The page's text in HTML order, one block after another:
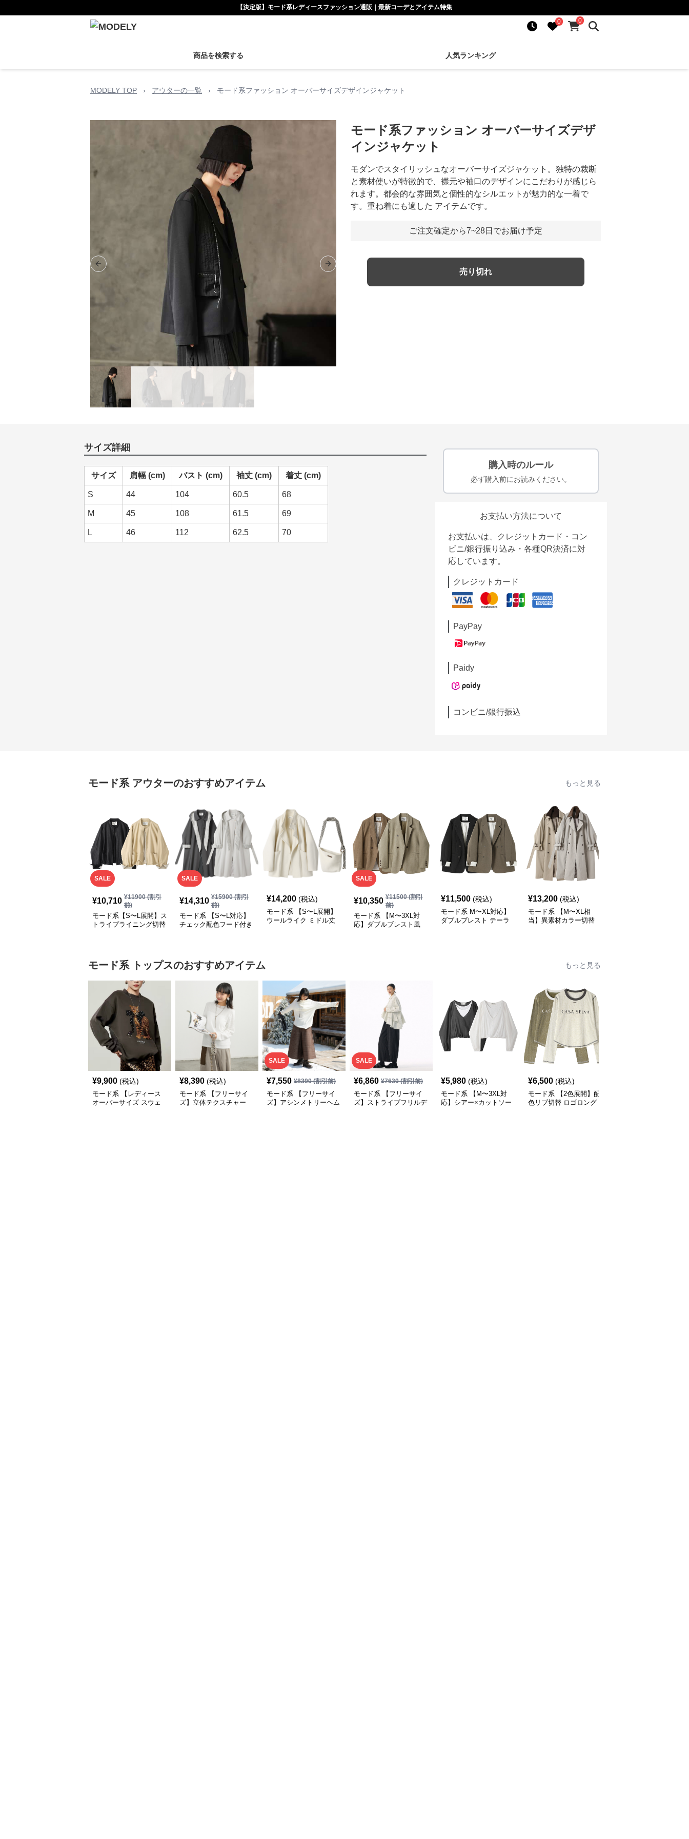
【決定版】モード系レディースファッション通販｜最新コーデとアイテム特集
0
0
商品を検索する 人気ランキング
MODELY TOP › アウターの一覧 › モード系ファッション オーバーサイズデザインジャケット
Previous slide Next slide
モード系ファッション オーバーサイズデザ
インジャケット
モダンでスタイリッシュなオーバーサイズジャケット。独特の裁断
と素材使いが特徴的で、襟元や袖口のデザインにこだわりが感じら
れます。都会的な雰囲気と個性的なシルエットが魅力的な一着で
す。重ね着にも適した アイテムです。
ご注文確定から7~28日でお届け予定
売り切れ
サイズ詳細
サイズ 肩幅 (cm) バスト (cm) 袖丈 (cm) 着丈 (cm)
S 44 104 60.5 68
M 45 108 61.5 69
L 46 112 62.5 70
購入時のルール
必ず購入前にお読みください。
お支払い方法について
お支払いは、クレジットカード・コン
ビニ/銀行振り込み・各種QR決済に対
応しています。
クレジットカード
PayPay
Paidy
コンビニ/銀行振込
モード系 アウターのおすすめアイテム もっと見る
SALE
¥10,710 ¥11900(割引
前)
モード系【S〜L展開】ス
トライプライニング切替
SALE
¥14,310 ¥15900(割引
前)
モード系 【S〜L対応】
チェック配色フード付き
¥14,200 (税込)
モード系 【S〜L展開】
ウールライク ミドル丈
SALE
¥10,350 ¥11500(割引
前)
モード系 【M〜3XL対
応】ダブルブレスト風
¥11,500 (税込)
モード系 M〜XL対応】
ダブルブレスト テーラ
¥13,200 (税込)
モード系 【M〜XL相
当】異素材カラー切替
モード系 トップスのおすすめアイテム もっと見る
¥9,900 (税込)
モード系 【レディース
オーバーサイズ スウェ
¥8,390 (税込)
モード系 【フリーサイ
ズ】立体テクスチャー
SALE
¥7,550 ¥8390(割引前)
モード系 【フリーサイ
ズ】アシンメトリーヘム
SALE
¥6,860 ¥7630(割引前)
モード系 【フリーサイ
ズ】ストライプフリルデ
¥5,980 (税込)
モード系 【M〜3XL対
応】シアー×カットソー
¥6,500 (税込)
モード系 【2色展開】配
色リブ切替 ロゴロング